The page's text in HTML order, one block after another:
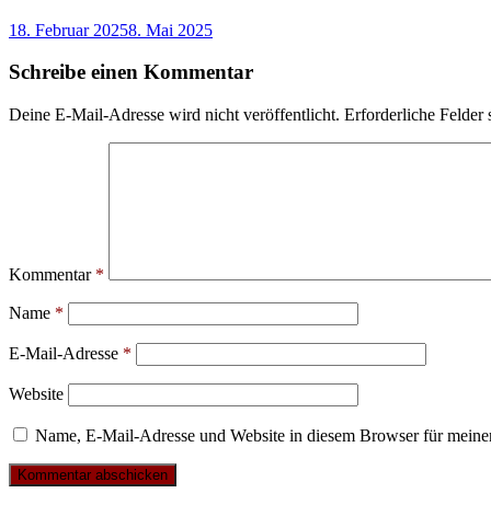
18. Februar 20258. Mai 2025
Schreibe einen Kommentar
Deine E-Mail-Adresse wird nicht veröffentlicht. Erforderliche Felder
Kommentar *
Name *
E-Mail-Adresse *
Website
Name, E-Mail-Adresse und Website in diesem Browser für